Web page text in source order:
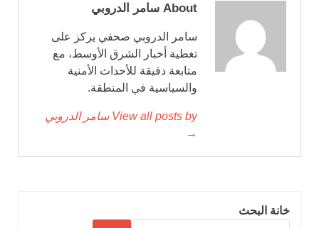
About سامر الدروبي
سامر الدروبي صحفي يركز على
تغطية أخبار الشرق الأوسط، مع
متابعة دقيقة للأحداث الأمنية
والسياسية في المنطقة.
View all posts by سامر الدروبي
→
خانة البحث